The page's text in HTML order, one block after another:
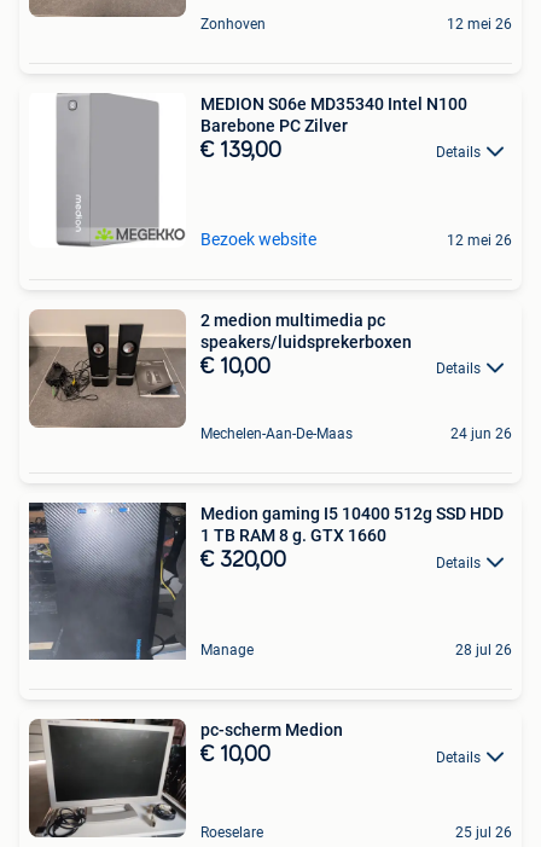
Zonhoven 12 mei 26
MEDION S06e MD35340 Intel N100
Barebone PC Zilver
€ 139,00 Details
Bezoek website 12 mei 26
2 medion multimedia pc
speakers/luidsprekerboxen
€ 10,00 Details
Mechelen-Aan-De-Maas 24 jun 26
Medion gaming I5 10400 512g SSD HDD
1 TB RAM 8 g. GTX 1660
€ 320,00 Details
Manage 28 jul 26
pc-scherm Medion
€ 10,00 Details
Roeselare 25 jul 26